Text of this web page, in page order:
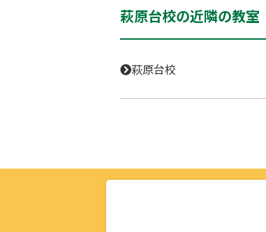
萩原台校の近隣の教室
萩原台校